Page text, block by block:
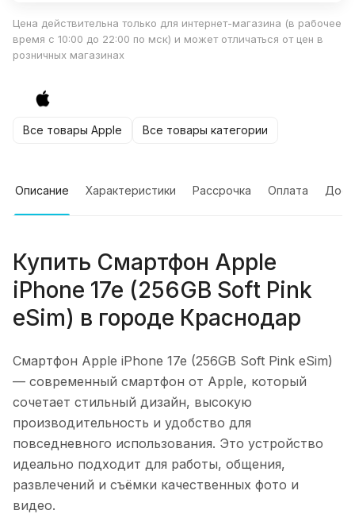
Цена действительна только для интернет-магазина (в рабочее
время с 10:00 до 22:00 по мск) и может отличаться от цен в
розничных магазинах
Все товары Apple Все товары категории
Описание Характеристики Рассрочка Оплата
Купить Смартфон Apple
iPhone 17e (256GB Soft Pink
eSim) в городе Краснодар
Смартфон Apple iPhone 17e (256GB Soft Pink eSim)
— современный смартфон от Apple, который
сочетает стильный дизайн, высокую
производительность и удобство для
повседневного использования. Это устройство
идеально подходит для работы, общения,
развлечений и съёмки качественных фото и
видео.